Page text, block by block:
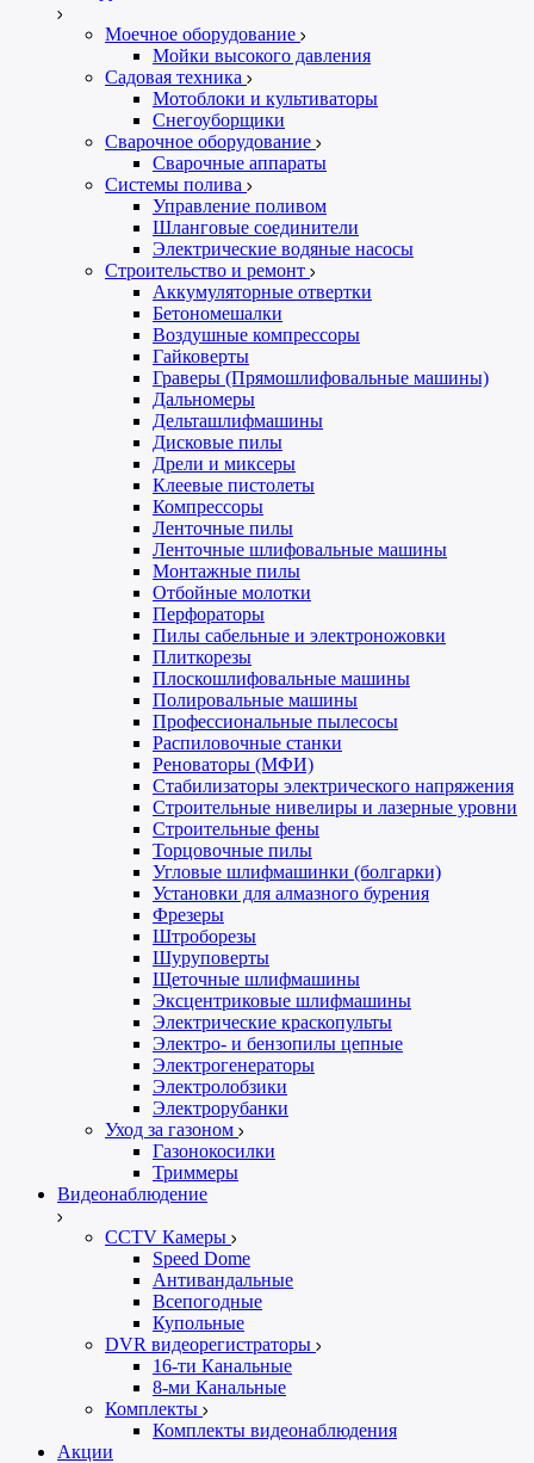
Моечное оборудование
Мойки высокого давления
Садовая техника
Мотоблоки и культиваторы
Снегоуборщики
Сварочное оборудование
Сварочные аппараты
Системы полива
Управление поливом
Шланговые соединители
Электрические водяные насосы
Строительство и ремонт
Аккумуляторные отвертки
Бетономешалки
Воздушные компрессоры
Гайковерты
Граверы (Прямошлифовальные машины)
Дальномеры
Дельташлифмашины
Дисковые пилы
Дрели и миксеры
Клеевые пистолеты
Компрессоры
Ленточные пилы
Ленточные шлифовальные машины
Монтажные пилы
Отбойные молотки
Перфораторы
Пилы сабельные и электроножовки
Плиткорезы
Плоскошлифовальные машины
Полировальные машины
Профессиональные пылесосы
Распиловочные станки
Реноваторы (МФИ)
Стабилизаторы электрического напряжения
Строительные нивелиры и лазерные уровни
Строительные фены
Торцовочные пилы
Угловые шлифмашинки (болгарки)
Установки для алмазного бурения
Фрезеры
Штроборезы
Шуруповерты
Щеточные шлифмашины
Эксцентриковые шлифмашины
Электрические краскопульты
Электро- и бензопилы цепные
Электрогенераторы
Электролобзики
Электрорубанки
Уход за газоном
Газонокосилки
Триммеры
Видеонаблюдение
CCTV Камеры
Speed Dome
Антивандальные
Всепогодные
Купольные
DVR видеорегистраторы
16-ти Канальные
8-ми Канальные
Комплекты
Комплекты видеонаблюдения
Акции